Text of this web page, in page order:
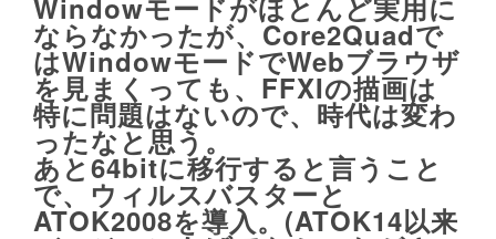
Windowモードがほとんど実用に
ならなかったが、Core2Quadで
はWindowモードでWebブラウザ
を見まくっても、FFXIの描画は
特に問題はないので、時代は変わ
ったなと思う。
あと64bitに移行すると言うこと
で、ウィルスバスターと
ATOK2008を導入。(ATOK14以来